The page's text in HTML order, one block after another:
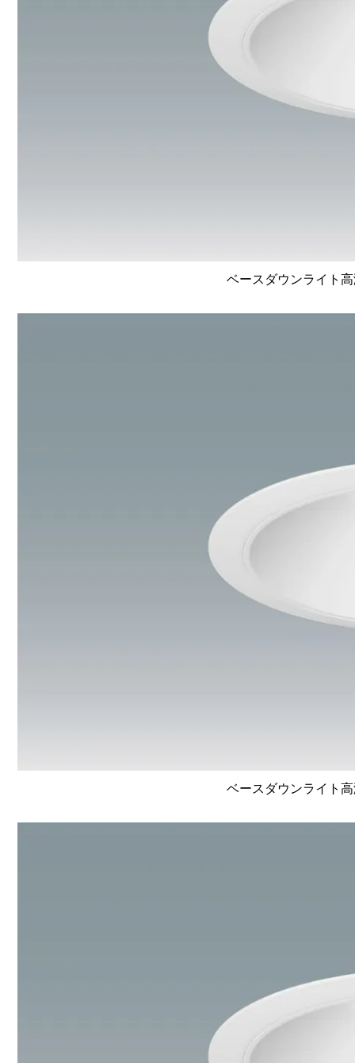
ベースダウンライト
ベースダウンライト